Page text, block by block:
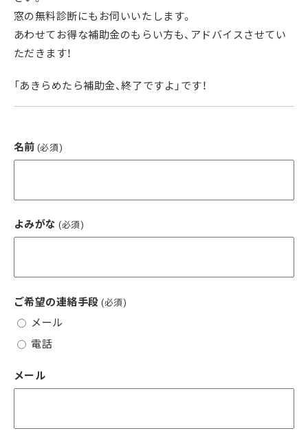
窓の無料診断にもお伺いいたします。
あわせてお得な補助金のもらい方も、アドバイスさせてい
ただきます！
「あきらめたら補助金、終了ですよ」です！
名前 (必須)
よみがな (必須)
ご希望の連絡手段 (必須)
メール
電話
メール